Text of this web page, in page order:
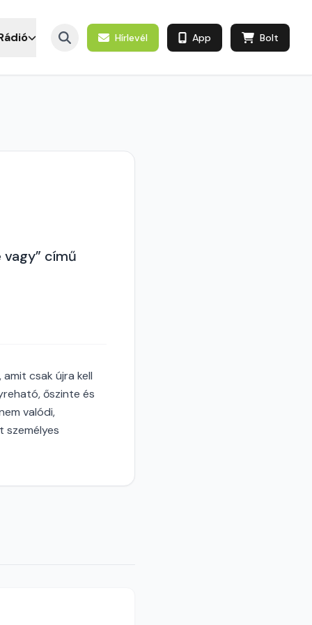
Hírlevél App Bolt
című
csak újra kell
őszinte és
valódi,
személyes